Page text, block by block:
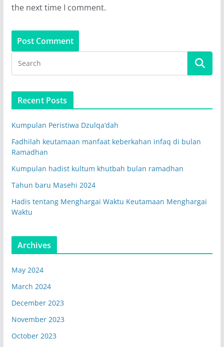
the next time I comment.
Recent Posts
Kumpulan Peristiwa Dzulqa’dah
Fadhilah keutamaan manfaat keberkahan infaq di bulan
Ramadhan
Kumpulan hadist kultum khutbah bulan ramadhan
Tahun baru Masehi 2024
Hadis tentang Menghargai Waktu Keutamaan Menghargai
Waktu
Archives
May 2024
March 2024
December 2023
November 2023
October 2023